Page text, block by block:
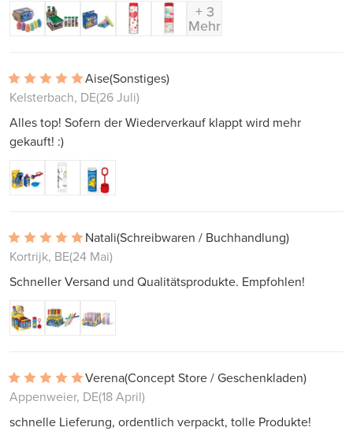
+ 3
Mehr
Aise(Sonstiges)
Kelsterbach, DE(26 Juli)
Alles top! Sofern der Wiederverkauf klappt wird mehr
gekauft! :)
Natali(Schreibwaren / Buchhandlung)
Kortrijk, BE(24 Mai)
Schneller Versand und Qualitätsprodukte. Empfohlen!
Verena(Concept Store / Geschenkladen)
Appenweier, DE(18 April)
schnelle Lieferung, ordentlich verpackt, tolle Produkte!